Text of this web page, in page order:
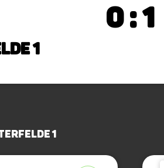
1
0 : 1
1